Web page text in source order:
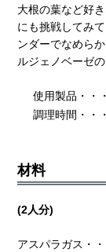
大根の葉など好
にも挑戦してみ
ンダーでなめら
ルジェノベーゼの
使用製品・・
調理時間・・
材料
(2人分)
アスパラガス・